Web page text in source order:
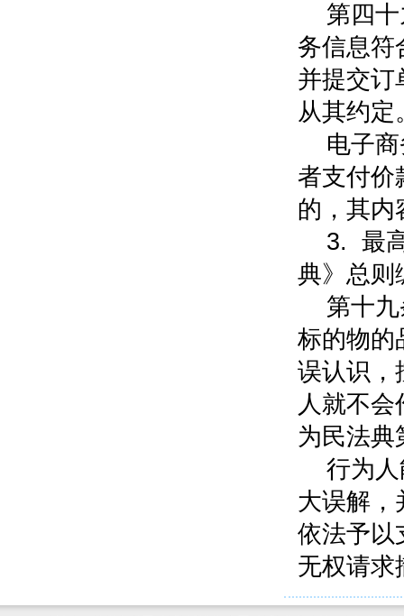
第四
务信息符
并提交订
从其约定
电子
者支付价
的，其内
3. 最
典》总则
第十
标的物的
误认识，
人就不
为民法典
行为
大误解，
依法予以
无权请求